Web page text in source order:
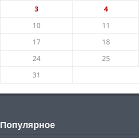
3 4
10
11
17
18
24
25
31
Популярное